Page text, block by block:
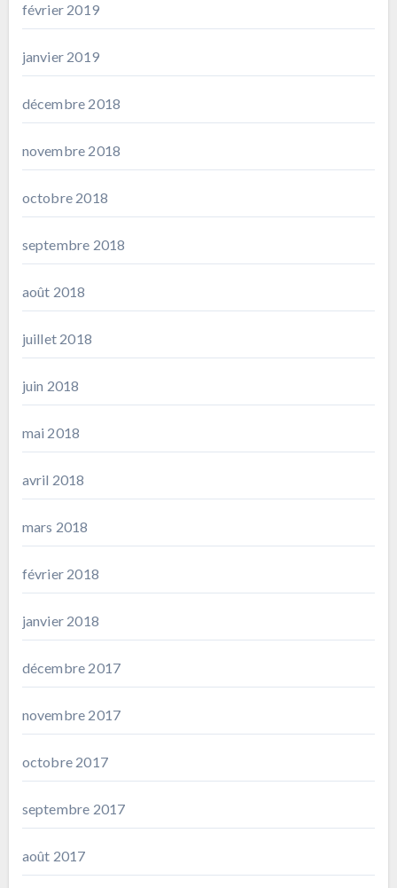
février 2019
janvier 2019
décembre 2018
novembre 2018
octobre 2018
septembre 2018
août 2018
juillet 2018
juin 2018
mai 2018
avril 2018
mars 2018
février 2018
janvier 2018
décembre 2017
novembre 2017
octobre 2017
septembre 2017
août 2017